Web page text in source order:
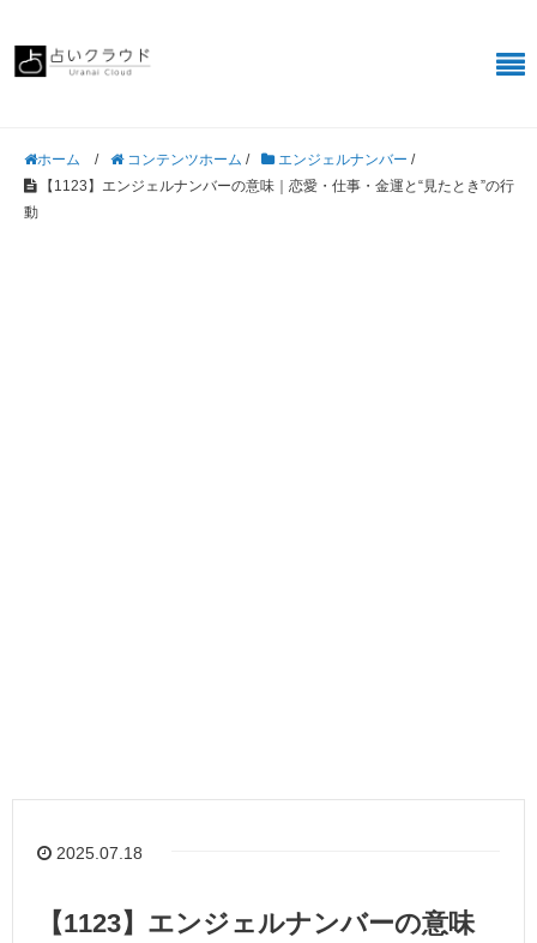
ホーム / コンテンツホーム / エンジェルナンバー /
【1123】エンジェルナンバーの意味｜恋愛・仕事・金運と“見たとき”の行
動
2025.07.18
【1123】エンジェルナンバーの意味